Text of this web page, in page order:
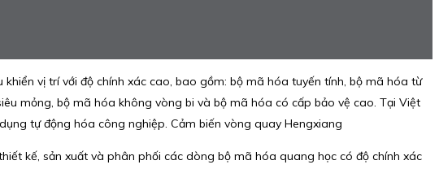
vị trí với độ chính xác cao, bao gồm: bộ mã hóa tuyến tính, bộ mã hóa từ
mỏng, bộ mã hóa không vòng bi và bộ mã hóa có cấp bảo vệ cao. Tại Việt
tự động hóa công nghiệp. Cảm biến vòng quay Hengxiang
kế, sản xuất và phân phối các dòng bộ mã hóa quang học có độ chính xác